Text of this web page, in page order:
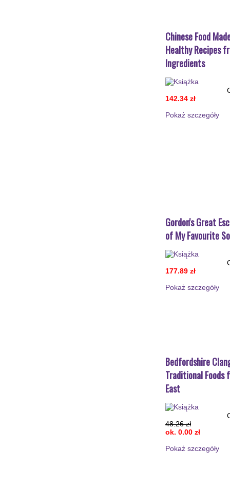
Chinese Food
Healthy Recipes
Ingredients
142.34 zł
Pokaż szczegόły
Gordon's Great
of My Favourite
177.89 zł
Pokaż szczegόły
Bedfordshire
Traditional Foods
East
48.26 zł
ok. 0.00 zł
Pokaż szczegόły